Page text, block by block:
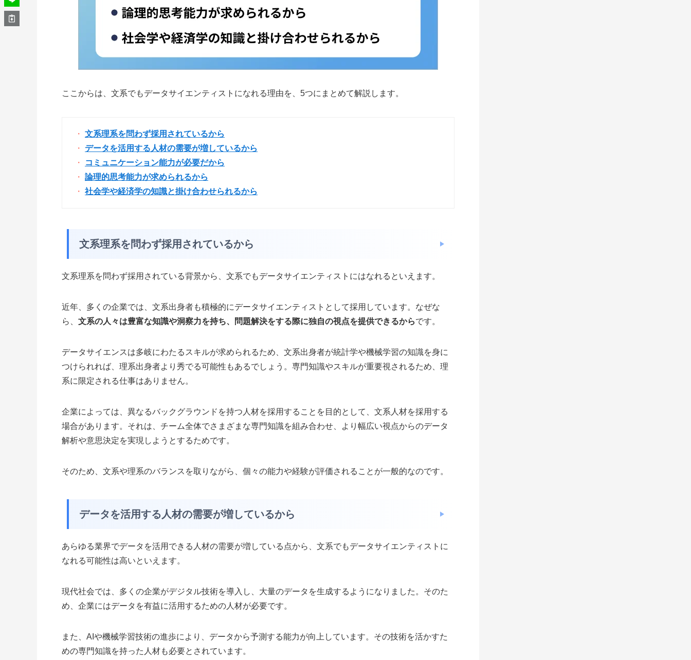
ここからは、文系でもデータサイエンティストになれる理由を、5つにまとめて解説します。
文系理系を問わず採用されているから
データを活用する人材の需要が増しているから
コミュニケーション能力が必要だから
論理的思考能力が求められるから
社会学や経済学の知識と掛け合わせられるから
文系理系を問わず採用されているから
文系理系を問わず採用されている背景から、文系でもデータサイエンティストにはなれるといえます。
近年、多くの企業では、文系出身者も積極的にデータサイエンティストとして採用しています。なぜな
ら、 文系の人々は豊富な知識や洞察力を持ち、問題解決をする際に独自の視点を提供できるからです。
データサイエンスは多岐にわたるスキルが求められるため、文系出身者が統計学や機械学習の知識を身に
つけられれば、理系出身者より秀でる可能性もあるでしょう。専門知識やスキルが重要視されるため、理
系に限定される仕事はありません。
企業によっては、異なるバックグラウンドを持つ人材を採用することを目的として、文系人材を採用する
場合があります。それは、チーム全体でさまざまな専門知識を組み合わせ、より幅広い視点からのデータ
解析や意思決定を実現しようとするためです。
そのため、文系や理系のバランスを取りながら、個々の能力や経験が評価されることが一般的なのです。
データを活用する人材の需要が増しているから
あらゆる業界でデータを活用できる人材の需要が増している点から、文系でもデータサイエンティストに
なれる可能性は高いといえます。
現代社会では、多くの企業がデジタル技術を導入し、大量のデータを生成するようになりました。そのた
め、企業にはデータを有益に活用するための人材が必要です。
また、AIや機械学習技術の進歩により、データから予測する能力が向上しています。その技術を活かすた
めの専門知識を持った人材も必要とされています。